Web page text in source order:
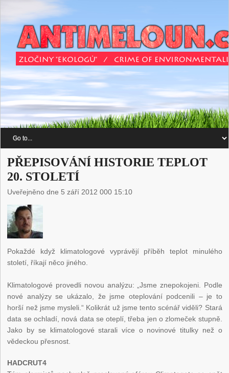
PŘEPISOVÁNÍ HISTORIE TEPLOT
20. STOLETÍ
Uveřejněno dne 5 září 2012 000 15:10
Pokaždé když klimatologové vyprávějí příběh teplot minulého
století, říkají něco jiného.
Klimatologové provedli novou analýzu: „Jsme znepokojeni. Podle
nové analýzy se ukázalo, že jsme oteplování podcenili – je to
horší než jsme mysleli.“ Kolikrát už jsme tento scénář viděli? Stará
data se ochladí, nová data se oteplí, třeba jen o zlomeček stupně.
Jako by se klimatologové starali více o novinové titulky než o
vědeckou přesnost.
HADCRUT4